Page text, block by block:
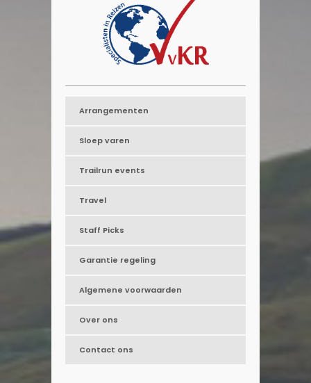
Arrangementen
Sloep varen
Trailrun events
Travel
Staff Picks
Garantie regeling
Algemene voorwaarden
Over ons
Contact ons